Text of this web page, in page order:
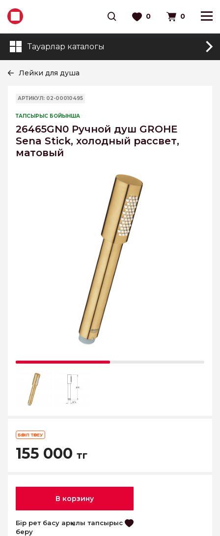
0 0
Тауарлар каталогы
Лейки для душа
АРТИКУЛ: 02-00010495
ТАПСЫРЫС БОЙЫНША
26465GN0 Ручной душ GROHE
Sena Stick, холодный рассвет,
матовый
БӨЛІП ТӨЛЕУ
155 000 тг
В корзину
Бір рет басу арқылы тапсырыс
беру